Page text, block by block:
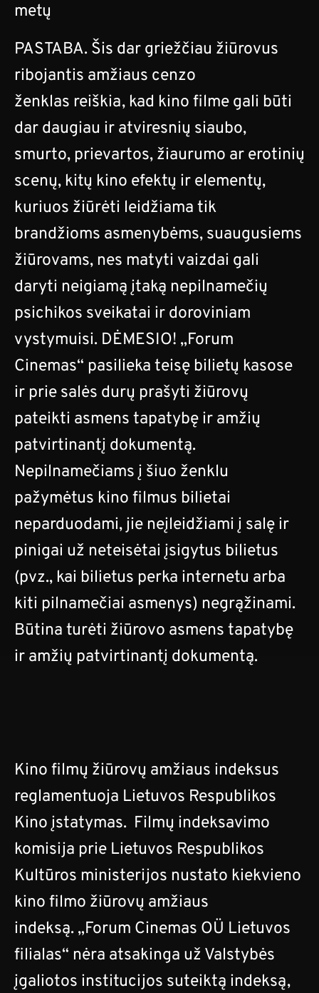
metų
PASTABA. Šis dar griežčiau žiūrovus
ribojantis amžiaus cenzo
ženklas reiškia, kad kino filme gali būti
dar daugiau ir atviresnių siaubo,
smurto, prievartos, žiaurumo ar erotinių
scenų, kitų kino efektų ir elementų,
kuriuos žiūrėti leidžiama tik
brandžioms asmenybėms, suaugusiems
žiūrovams, nes matyti vaizdai gali
daryti neigiamą įtaką nepilnamečių
psichikos sveikatai ir doroviniam
vystymuisi. DĖMESIO! „Forum
Cinemas“ pasilieka teisę bilietų kasose
ir prie salės durų prašyti žiūrovų
pateikti asmens tapatybę ir amžių
patvirtinantį dokumentą.
Nepilnamečiams į šiuo ženklu
pažymėtus kino filmus bilietai
neparduodami, jie neįleidžiami į salę ir
pinigai už neteisėtai įsigytus bilietus
(pvz., kai bilietus perka internetu arba
kiti pilnamečiai asmenys) negrąžinami.
Būtina turėti žiūrovo asmens tapatybę
ir amžių patvirtinantį dokumentą.
Kino filmų žiūrovų amžiaus indeksus
reglamentuoja Lietuvos Respublikos
Kino įstatymas. Filmų indeksavimo
komisija prie Lietuvos Respublikos
Kultūros ministerijos nustato kiekvieno
kino filmo žiūrovų amžiaus
indeksą. „Forum Cinemas OÜ Lietuvos
filialas“ nėra atsakinga už Valstybės
įgaliotos institucijos suteiktą indeksą,